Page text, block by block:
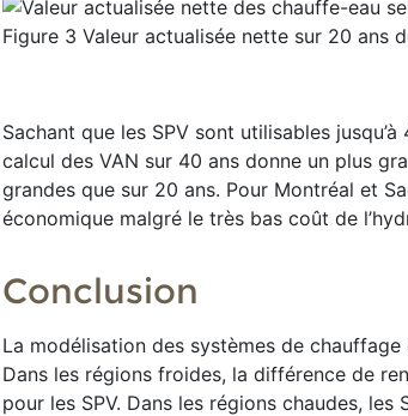
Figure 3 Valeur actualisée nette sur 20 ans
Sachant que les SPV sont utilisables
calcul des VAN sur 40 ans donne un plus
grandes que sur 20 ans. Pour Montréal et
économique malgré le très bas coût de
Conclusion
La modélisation des systèmes de chauffage
Dans les régions froides, la différence de
pour les SPV. Dans les régions chaudes,